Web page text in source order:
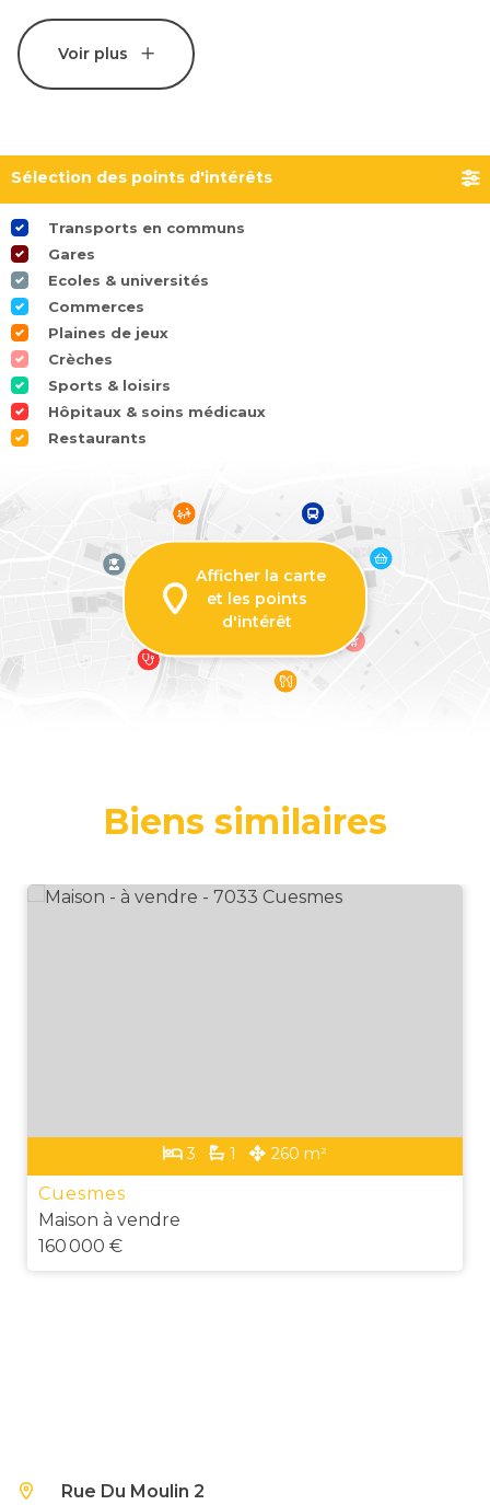
Voir plus
Sélection des points d'intérêts
Transports en communs
Gares
Ecoles & universités
Commerces
Plaines de jeux
Crèches
Sports & loisirs
Hôpitaux & soins médicaux
Restaurants
Afficher la carte
et les points
d'intérêt
Biens similaires
3 1 260 m²
Cuesmes
Maison à vendre
160 000 €
Rue Du Moulin 2